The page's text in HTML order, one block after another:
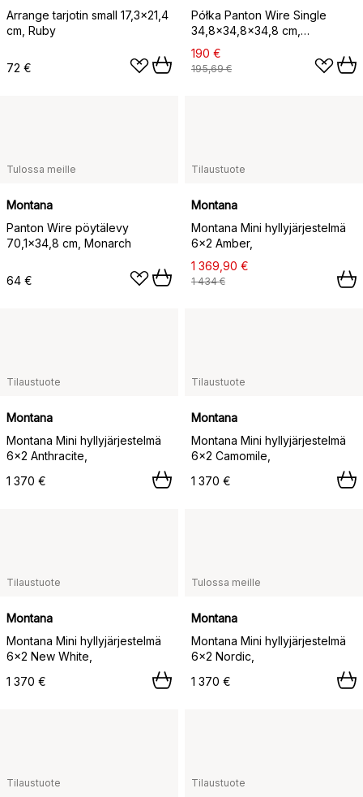
Arrange tarjotin small 17,3x21,4
cm, Ruby
72 €
Półka Panton Wire Single
34,8x34,8x34,8 cm,
Tangerine
190 €
195,69 €
Tulossa meille
Montana
Panton Wire pöytälevy
70,1x34,8 cm, Monarch
64 €
Tilaustuote
Montana
Montana Mini hyllyjärjestelmä
6x2 Amber,
1 369,90 €
1 434 €
Tilaustuote
Montana
Montana Mini hyllyjärjestelmä
6x2 Anthracite,
1 370 €
Tilaustuote
Montana
Montana Mini hyllyjärjestelmä
6x2 Camomile,
1 370 €
Tilaustuote
Montana
Montana Mini hyllyjärjestelmä
6x2 New White,
1 370 €
Tulossa meille
Montana
Montana Mini hyllyjärjestelmä
6x2 Nordic,
1 370 €
Tilaustuote Tilaustuote